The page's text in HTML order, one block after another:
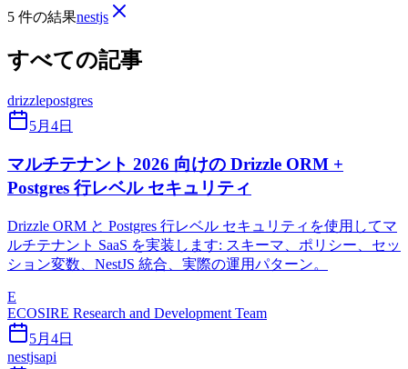
5 件の結果nestjs
すべての記事
drizzlepostgres
5月4日
マルチテナント 2026 向けの Drizzle ORM +
Postgres 行レベル セキュリティ
Drizzle ORM と Postgres 行レベル セキュリティを使用してマ
ルチテナント SaaS を実装します: スキーマ、ポリシー、セッ
ション変数、NestJS 統合、実際の運用パターン。
E
ECOSIRE Research and Development Team
5月4日
nestjsapi